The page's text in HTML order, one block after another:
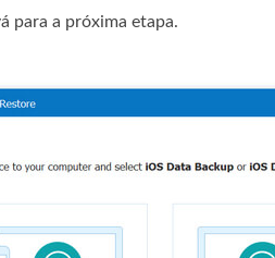
para a próxima etapa.